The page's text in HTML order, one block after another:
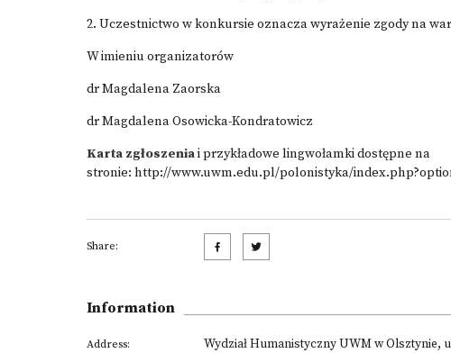
2. Uczestnictwo w konkursie oznacza wyrażenie zgody na
W imieniu organizatorów
dr Magdalena Zaorska
dr Magdalena Osowicka-Kondratowicz
Karta zgłoszeniai przykładowe lingwołamki dostępne na
stronie: http://www.uwm.edu.pl/polonistyka/
Share:
Information
Address: Wydział Humanistyczny UWM w Olsztynie,